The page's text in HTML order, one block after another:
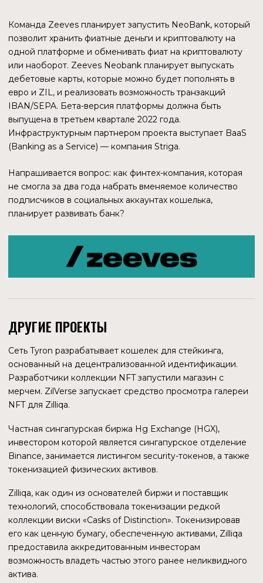
В связи с этим, в сообществе Zilliqa возникали прения.
Конечно, трудно представить, что команда Zilliqa
обладает собственной производственной базой.
Очевидно, что консоль изготавливается сторонним
производителем, скорее всего китайским. А
программное обеспечение, по сути, должно быть
ВОПРОСЫ ПО КОНСОЛИ
Насколько известно, Zilliqa — первый блокчейн, который
консолей уже есть три крупных лидера: Sony, Nintendo и
Microsoft. Конкуренция с ними, все еще недостаточно
Что может помочь в продвижении нового продукта?
Во-первых, интеграция в приставку интересных игр. Во-
вторых, активно наращивается количество партнеров
среди киберспортивных команд и игровых организаций.
может стать драйвером роста. Если Zilliqa сможет развить
прототип в полноценный продаваемый продукт, то он
станет одним из важных генераторов прибыли.
криптовалюты, так и на притоке токенов других
протоколов.
СТРУКТУРА КОМПАНИИ
ZILLIQA CAPITAL
Цель Zilliqa Capital — работать в качестве
инвестиционной компании с постоянным капиталом,
ориентированным на экосистему, которая будет
вкладывать средства в децентрализованные и финтех-
активами, страхования, кредитования, платежей и
денежных переводов, а также критически важные
инфраструктуры, которые будут доступны в web3. В
совет директоров входят представители крупных
компаний и организаций. Возглавляют компанию Майкл
Конн и Амрит Кумар — соучредитель, бывший президент
и главный научный сотрудник Zilliqa Research.